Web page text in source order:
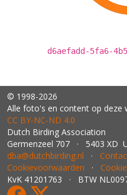
d6aefadd-5fa6-
© 1998-2026
Alle foto's en content op deze
CC BY‑NC‑ND 4.0
Dutch Birding Association
Germenzeel 707 · 5403 XD
dba@dutchbirding.nl ·
Cookievoorwaarden ·
KvK 41201763 · BTW